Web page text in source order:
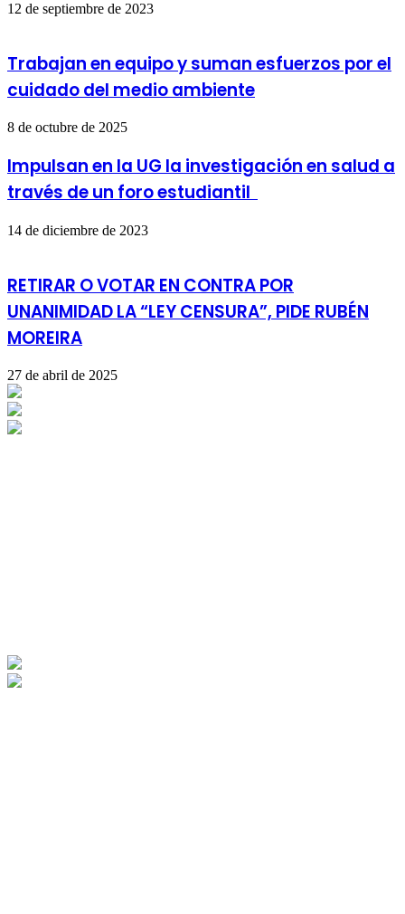
12 de septiembre de 2023
Trabajan en equipo y suman esfuerzos por el
cuidado del medio ambiente
8 de octubre de 2025
Impulsan en la UG la investigación en salud a
través de un foro estudiantil
14 de diciembre de 2023
RETIRAR O VOTAR EN CONTRA POR
UNANIMIDAD LA “LEY CENSURA”, PIDE RUBÉN
MOREIRA
27 de abril de 2025